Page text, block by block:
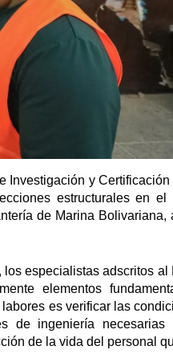
Investigación y
estructurales en el
de Marina
especialistas adscritos
elementos
es verificar las
de ingeniería
de la vida del personal